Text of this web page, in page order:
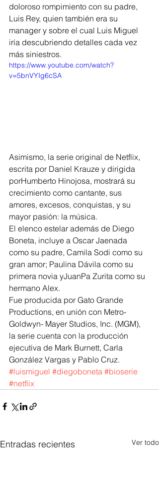
doloroso rompimiento con su padre,
Luis Rey, quien también era su
manager y sobre el cual Luis Miguel
iría descubriendo detalles cada vez
más siniestros.
https://www.youtube.com/watch?
v=5bnVYIg6cSA
Asimismo, la serie original de Netflix,
escrita por Daniel Krauze y dirigida
porHumberto Hinojosa, mostrará su
crecimiento como cantante, sus
amores, excesos, conquistas, y su
mayor pasión: la música.
El elenco estelar además de Diego
Boneta, incluye a Oscar Jaenada
como su padre, Camila Sodi como su
gran amor; Paulina Dávila como su
primera novia yJuanPa Zurita como su
hermano Alex.
Fue producida por Gato Grande
Productions, en unión con Metro-
Goldwyn- Mayer Studios, Inc. (MGM),
la serie cuenta con la producción
ejecutiva de Mark Burnett, Carla
González Vargas y Pablo Cruz.
#luismiguel #diegoboneta #bioserie
#netflix
Entradas recientes Ver todo